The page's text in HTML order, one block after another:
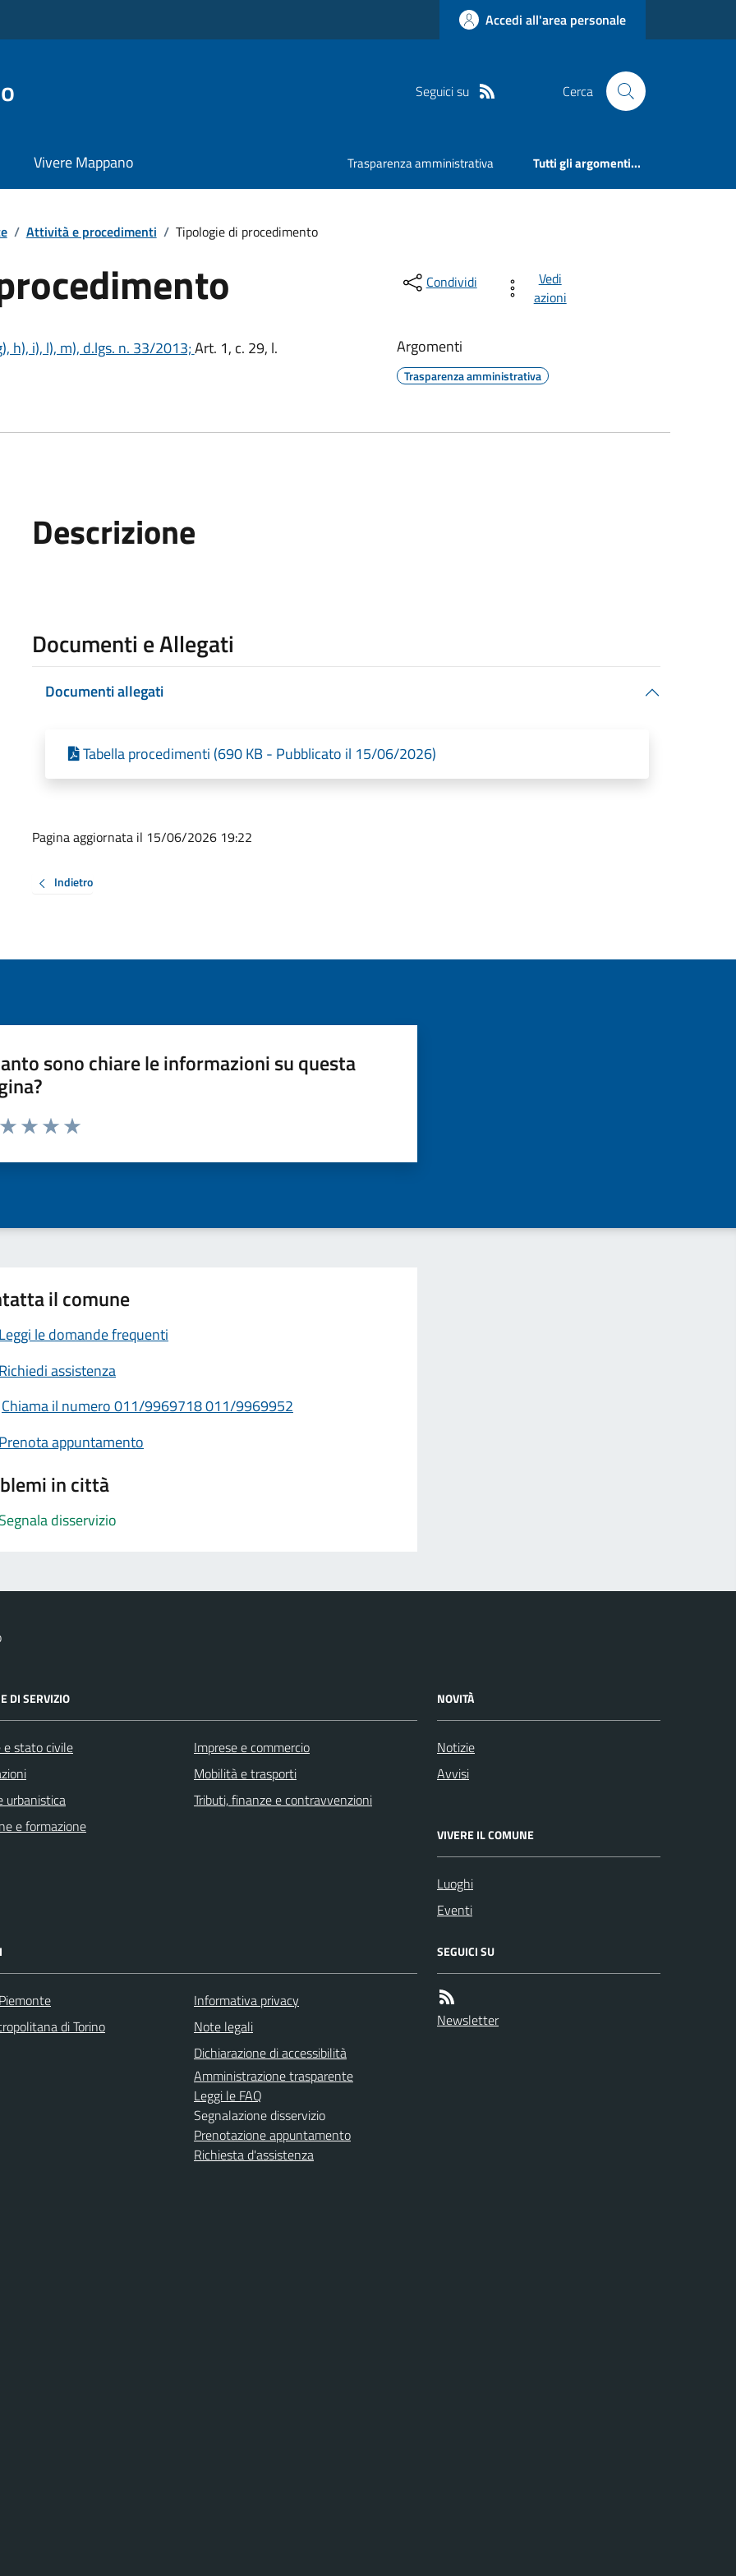
Accedi all'area personale
Seguici su Cerca
Vivere Mappano Trasparenza amministrativa Tutti gli argomenti...
/ Attività e procedimenti / Tipologie di procedimento
h), i), l), m), d.lgs. n. 33/2013;Art. 1, c. 29, l.
Condividi
Vedi
azioni
Argomenti
Trasparenza amministrativa
Descrizione
Documenti e Allegati
Documenti allegati
Tabella procedimenti (690 KB - Pubblicato il 15/06/2026)
Pagina aggiornata il 15/06/2026 19:22
Indietro
sono chiare le informazioni su questa
da 1 a 5 stelle la pagina
il comune
Leggi le domande frequenti
Richiedi assistenza
Chiama il numero 011/9969718 011/9969952
Prenota appuntamento
in città
Segnala disservizio
DI SERVIZIO
e stato civile
urbanistica
e formazione
Imprese e commercio
Mobilità e trasporti
Tributi, finanze e contravvenzioni
NOVITÀ
Notizie
Avvisi
VIVERE IL COMUNE
Luoghi
Eventi
di Torino
Informativa privacy
Note legali
Dichiarazione di accessibilità
Amministrazione trasparente
Leggi le FAQ
Segnalazione disservizio
Prenotazione appuntamento
Richiesta d'assistenza
SEGUICI SU
Newsletter